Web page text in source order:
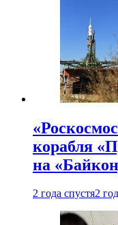
корабля
на
2 года спустя2